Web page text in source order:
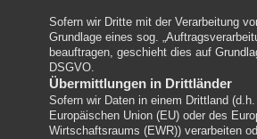
Sofern wir Dritte mit der Verarbeitung
Grundlage eines sog.
beauftragen, geschieht dies auf
DSGVO.
Übermittlungen in Drittländer
Sofern wir Daten in einem Drittland
Europäischen Union (EU) oder des
Wirtschaftsraums (EWR)) verarbeiten